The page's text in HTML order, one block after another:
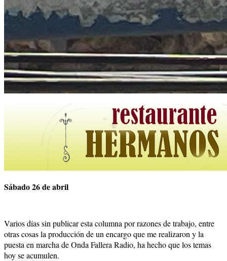
Sábado 26 de abril
Varios días sin publicar esta columna por razones de trabajo, entre
otras cosas la producción de un encargo que me realizaron y la
puesta en marcha de Onda Fallera Radio, ha hecho que los temas
hoy se acumulen.